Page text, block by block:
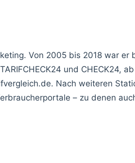
Von 2005 bis 2018 war er
und CHECK24,
Nach weiteren
– zu denen